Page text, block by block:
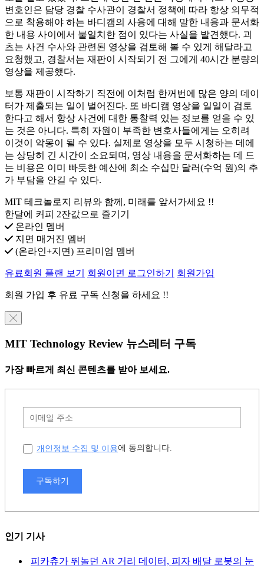
변호인은 담당 경찰 수사관이 경찰서 정책에 따라 항상 의무적
으로 착용해야 하는 바디캠의 사용에 대해 말한 내용과 문서화
한 내용 사이에서 불일치한 점이 있다는 사실을 발견했다. 괴
츠는 사건 수사와 관련된 영상을 검토해 볼 수 있게 해달라고
요청했고, 경찰서는 재판이 시작되기 전 그에게 40시간 분량의
영상을 제공했다.
보통 재판이 시작하기 직전에 이처럼 한꺼번에 많은 양의 데이
터가 제출되는 일이 벌어진다. 또 바디캠 영상을 일일이 검토
한다고 해서 항상 사건에 대한 통찰력 있는 정보를 얻을 수 있
는 것은 아니다. 특히 자원이 부족한 변호사들에게는 오히려
이것이 악몽이 될 수 있다. 실제로 영상을 모두 시청하는 데에
는 상당히 긴 시간이 소요되며, 영상 내용을 문서화하는 데 드
는 비용은 이미 빠듯한 예산에 최소 수십만 달러(수억 원)의 추
가 부담을 안길 수 있다.
MIT 테크놀로지 리뷰와 함께, 미래를 앞서가세요 !!
한달에 커피 2잔값으로 즐기기
온라인 멤버
지면 매거진 멤버
(온라인+지면) 프리미엄 멤버
유료회원 플랜 보기 회원이면 로그인하기 회원가입
회원 가입 후 유료 구독 신청을 하세요 !!
╳
MIT Technology Review 뉴스레터 구독
가장 빠르게 최신 콘텐츠를 받아 보세요.
개인정보 수집 및 이용에 동의합니다.
구독하기
인기 기사
피카츄가 뛰놀던 AR 거리 데이터, 피자 배달 로봇의 눈